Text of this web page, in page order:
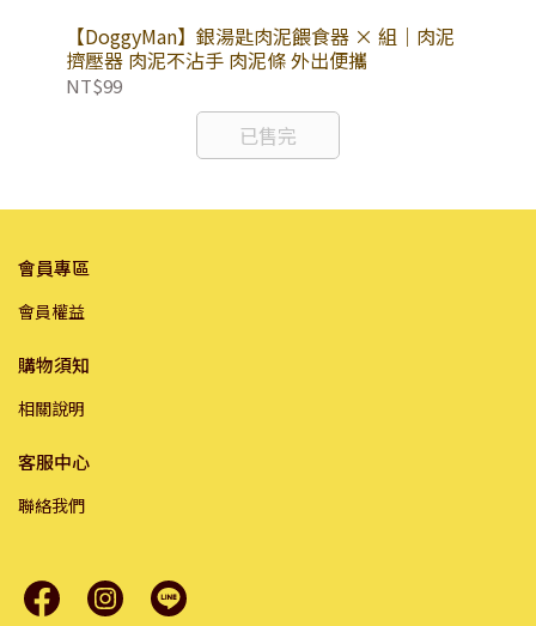
【DoggyMan】銀湯匙肉泥餵食器 × 組｜肉泥
擠壓器 肉泥不沾手 肉泥條 外出便攜
NT$99
已售完
會員專區
會員權益
購物須知
相關說明
客服中心
聯絡我們